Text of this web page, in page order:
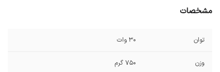
مشخصات
توان 30 وات
وزن 750 گرم